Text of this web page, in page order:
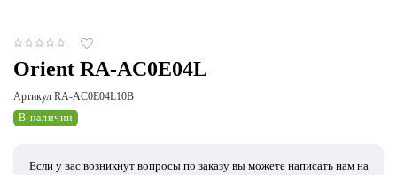
Orient RA-AC0E04L
Артикул RA-AC0E04L10B
В наличии
Если у вас возникнут вопросы по заказу вы можете написать нам на